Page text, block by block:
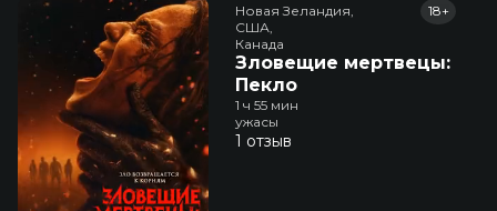
Новая Зеландия,
США,
Канада
Зловещие мертвецы:
Пекло
18+
1 ч 55 мин
ужасы
1 отзыв